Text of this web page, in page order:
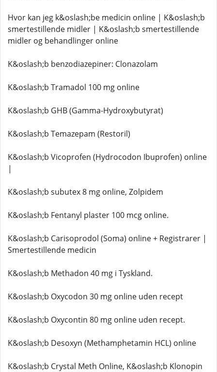
Hvor kan jeg k&oslash;be medicin online | K&oslash;b
smertestillende midler | K&oslash;b smertestillende
midler og behandlinger online
K&oslash;b benzodiazepiner: Clonazolam
K&oslash;b Tramadol 100 mg online
K&oslash;b GHB (Gamma-Hydroxybutyrat)
K&oslash;b Temazepam (Restoril)
K&oslash;b Vicoprofen (Hydrocodon Ibuprofen) online
|
K&oslash;b subutex 8 mg online, Zolpidem
K&oslash;b Fentanyl plaster 100 mcg online.
K&oslash;b Carisoprodol (Soma) online + Registrarer |
Smertestillende medicin
K&oslash;b Methadon 40 mg i Tyskland.
K&oslash;b Oxycodon 30 mg online uden recept
K&oslash;b Oxycontin 80 mg online uden recept.
K&oslash;b Desoxyn (Methamphetamin HCL) online
K&oslash;b Crystal Meth Online, K&oslash;b Klonopin